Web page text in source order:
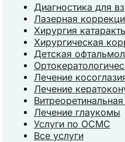
Диагностика для
Лазерная
Хирургия
Хирургическая
Детская
Лечение
Лечение
Лечение глаукомы
Услуги по ОСМС
Все услуги